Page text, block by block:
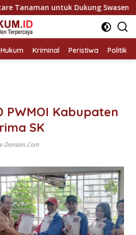
untuk Dukung Swasembada Pangan
Hukum Kriminal Peristiwa Politik
PWMOI Kabupaten
SK
Domain.com